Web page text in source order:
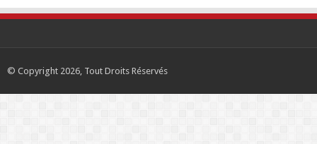
© Copyright 2026, Tout Droits Réservés